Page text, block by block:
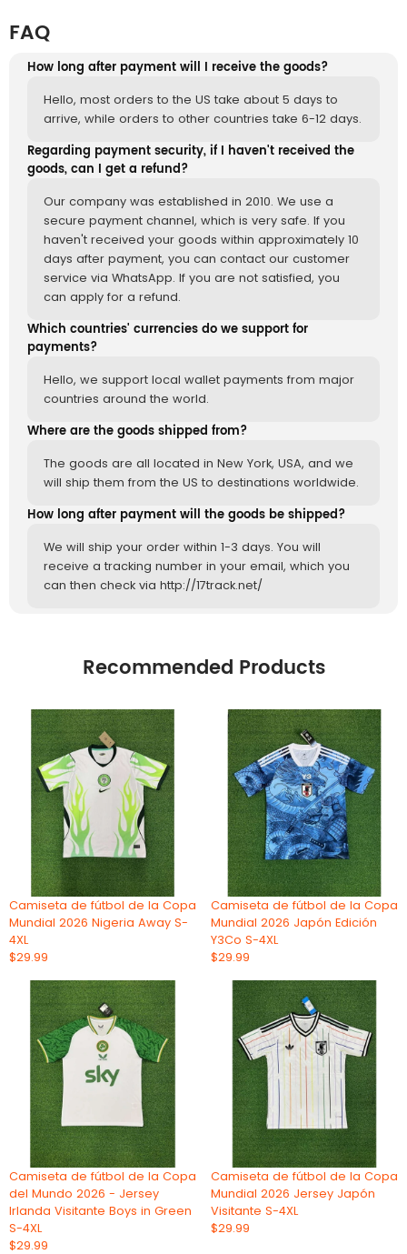
FAQ
How long after payment will I receive the goods?
Hello, most orders to the US take about 5 days to
arrive, while orders to other countries take 6-12 days.
Regarding payment security, if I haven't received the
goods, can I get a refund?
Our company was established in 2010. We use a
secure payment channel, which is very safe. If you
haven't received your goods within approximately 10
days after payment, you can contact our customer
service via WhatsApp. If you are not satisfied, you
can apply for a refund.
Which countries' currencies do we support for
payments?
Hello, we support local wallet payments from major
countries around the world.
Where are the goods shipped from?
The goods are all located in New York, USA, and we
will ship them from the US to destinations worldwide.
How long after payment will the goods be shipped?
We will ship your order within 1-3 days. You will
receive a tracking number in your email, which you
can then check via http://17track.net/
Recommended Products
Camiseta de fútbol de la Copa
Mundial 2026 Nigeria Away S-
4XL
$29.99
Camiseta de fútbol de la Copa
Mundial 2026 Japón Edición
Y3Co S-4XL
$29.99
Camiseta de fútbol de la Copa
del Mundo 2026 - Jersey
Irlanda Visitante Boys in Green
S-4XL
$29.99
Camiseta de fútbol de la Copa
Mundial 2026 Jersey Japón
Visitante S-4XL
$29.99